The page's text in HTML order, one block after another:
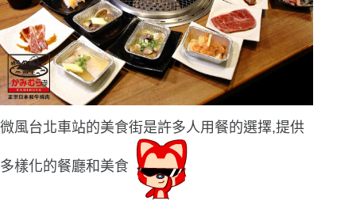
微風台北車站的美食街是許多人用餐的選擇,提供
多樣化的餐廳和美食